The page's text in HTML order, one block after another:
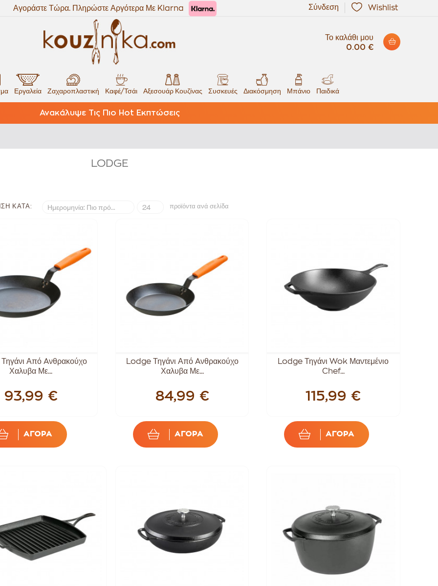
Αγοράστε Τώρα. Πληρώστε Αργότερα Με Klarna Wishlist
Σύνδεση
Το καλάθι μου
0.00 €
Εργαλεία Ζαχαροπλαστική Καφέ/Τσάι Αξεσουάρ Κουζίνας Συσκευές Διακόσμηση Μπάνιο Παιδικά
Ανακάλυψε Τις Πιο Hot Εκπτώσεις
LODGE
ΚΑΤΆ: Ημερομηνία: Πιο πρόσφατα 24 προϊόντα ανά σελίδα
Από Aνθρακούχο
Χαλυβα Με...
93,99 €
ΑΓΟΡΑ
Lodge Τηγάνι Από Aνθρακούχο
Χαλυβα Με...
84,99 €
ΑΓΟΡΑ
Lodge Τηγάνι Wok Μαντεμένιο
Chef...
115,99 €
ΑΓΟΡΑ